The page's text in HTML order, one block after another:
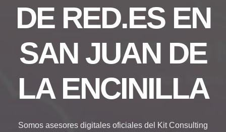
DE RED.ES EN
SAN JUAN DE
LA ENCINILLA
Somos asesores digitales oficiales del Kit Consulting